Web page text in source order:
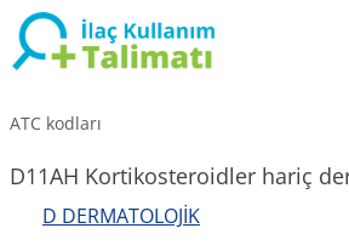
ATC kodları
D11AH Kortikosteroidler hariç
D DERMATOLOJİK